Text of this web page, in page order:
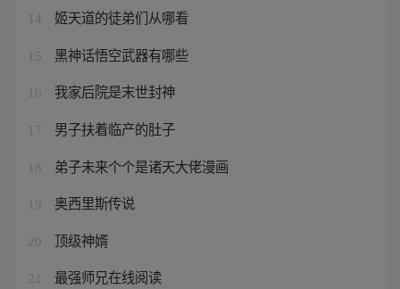
14 姬天道的徒弟们从哪看
15 黑神话悟空武器有哪些
16 我家后院是末世封神
17 男子扶着临产的肚子
18 弟子未来个个是诸天大佬漫画
19 奥西里斯传说
20 顶级神婿
21 最强师兄在线阅读